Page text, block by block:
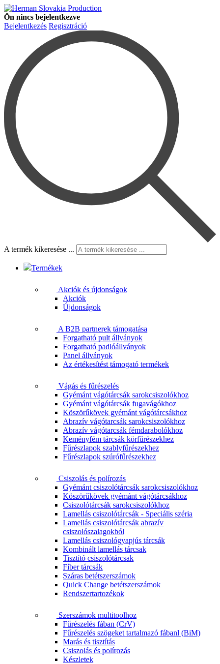
Ön nincs bejelentkezve
Bejelentkezés Regisztráció
A termék kikeresése ...
Termékek
Akciók és újdonságok
Akciók
Újdonságok
A B2B partnerek támogatása
Forgatható pult állványok
Forgatható padlóállványok
Panel állványok
Az értékesítést támogató termékek
Vágás és fűrészelés
Gyémánt vágótárcsák sarokcsiszolókhoz
Gyémánt vágótárcsák fugavágókhoz
Köszörűkövek gyémánt vágótárcsákhoz
Abrazív vágótarcsák sarokcsiszolókhoz
Abrazív vágótarcsák fémdarabolókhoz
Keményfém tárcsák körfűrészekhez
Fűrészlapok szablyfűrészekhez
Fűrészlapok szúrófűrészekhez
Csiszolás és polírozás
Gyémánt csiszolótárcsák sarokcsiszolókhoz
Köszörűkövek gyémánt vágótárcsákhoz
Csiszolótárcsák sarokcsiszolókhoz
Lamellás csiszolótárcsák - Speciális széria
Lamellás csiszolótárcsák abrazív
csiszolószalagokból
Lamellás csiszológyapjús tárcsák
Kombinált lamellás tárcsak
Tisztító csiszolótárcsak
Fíber tárcsák
Száras betétszerszámok
Quick Change betétszerszámok
Rendszertartozékok
Szerszámok multitoolhoz
Fűrészelés fában (CrV)
Fűrészelés szögeket tartalmazó fábanl (BiM)
Marás és tisztítás
Csiszolás és polírozás
Készletek